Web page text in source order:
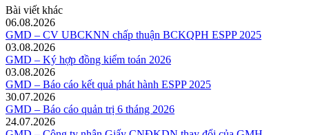
Bài viết khác
06.08.2026
GMD – CV UBCKNN chấp thuận BCKQPH ESPP 2025
03.08.2026
GMD – Ký hợp đồng kiểm toán 2026
03.08.2026
GMD – Báo cáo kết quả phát hành ESPP 2025
30.07.2026
GMD – Báo cáo quản trị 6 tháng 2026
24.07.2026